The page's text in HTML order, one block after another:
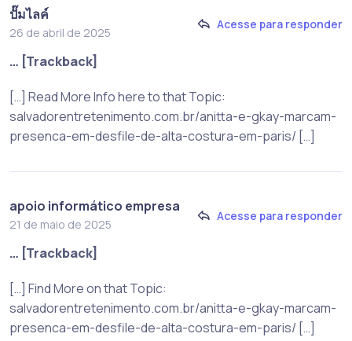
ปั๊มไลค์
26 de abril de 2025
Acesse para responder
… [Trackback]
[…] Read More Info here to that Topic:
salvadorentretenimento.com.br/anitta-e-gkay-marcam-
presenca-em-desfile-de-alta-costura-em-paris/ […]
apoio informático empresa
21 de maio de 2025
Acesse para responder
… [Trackback]
[…] Find More on that Topic:
salvadorentretenimento.com.br/anitta-e-gkay-marcam-
presenca-em-desfile-de-alta-costura-em-paris/ […]